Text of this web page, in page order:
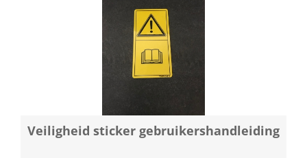
Veiligheid sticker gebruikershandleiding